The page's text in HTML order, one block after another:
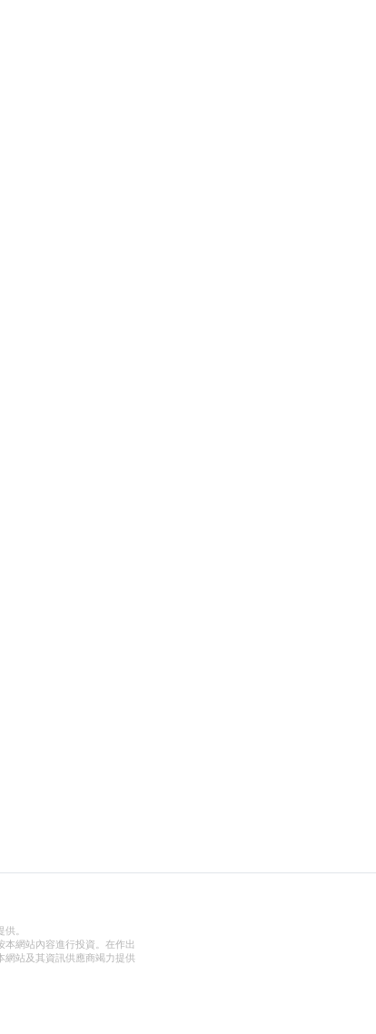
。
網站內容進行投資。在作出
網站及其資訊供應商竭力提供